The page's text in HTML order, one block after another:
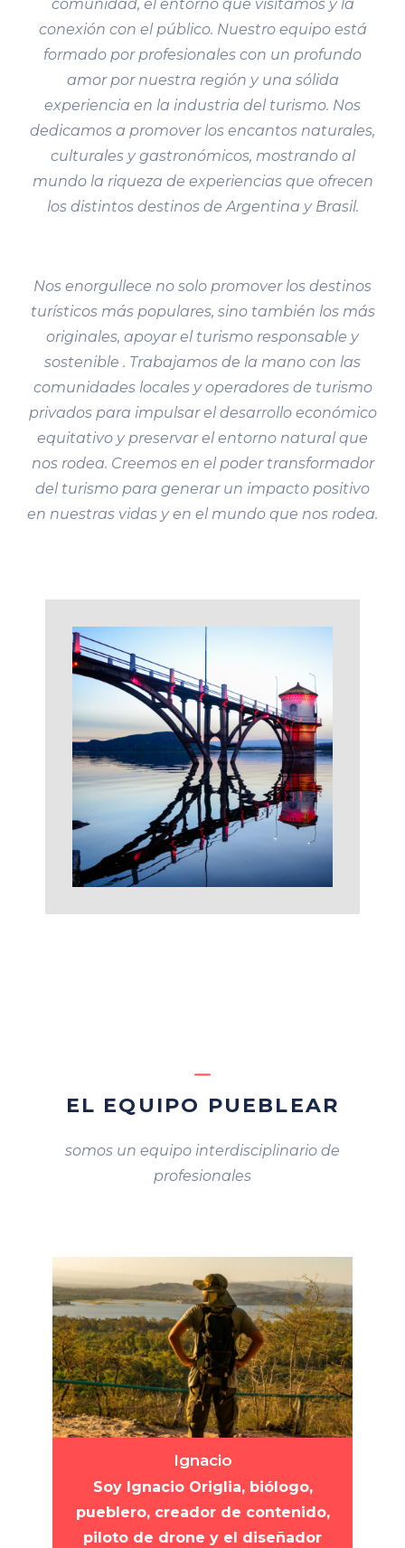
comunidad, el entorno que visitamos y la
conexión con el público. Nuestro equipo está
formado por profesionales con un profundo
amor por nuestra región y una sólida
experiencia en la industria del turismo. Nos
dedicamos a promover los encantos naturales,
culturales y gastronómicos, mostrando al
mundo la riqueza de experiencias que ofrecen
los distintos destinos de Argentina y Brasil.
Nos enorgullece no solo promover los destinos
turísticos más populares, sino también los más
originales, apoyar el turismo responsable y
sostenible . Trabajamos de la mano con las
comunidades locales y operadores de turismo
privados para impulsar el desarrollo económico
equitativo y preservar el entorno natural que
nos rodea. Creemos en el poder transformador
del turismo para generar un impacto positivo
en nuestras vidas y en el mundo que nos rodea.
EL EQUIPO PUEBLEAR
somos un equipo interdisciplinario de
profesionales
Ignacio
Soy Ignacio Origlia, biólogo,
pueblero, creador de contenido,
piloto de drone y el diseñador